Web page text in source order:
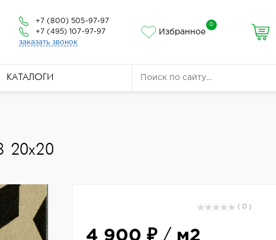
+7 (800) 505-97-97
+7 (495) 107-97-97
заказать звонок
Избранное
0
КАТАЛОГИ
20x20
( 0 )
4 900 ₽/ м2